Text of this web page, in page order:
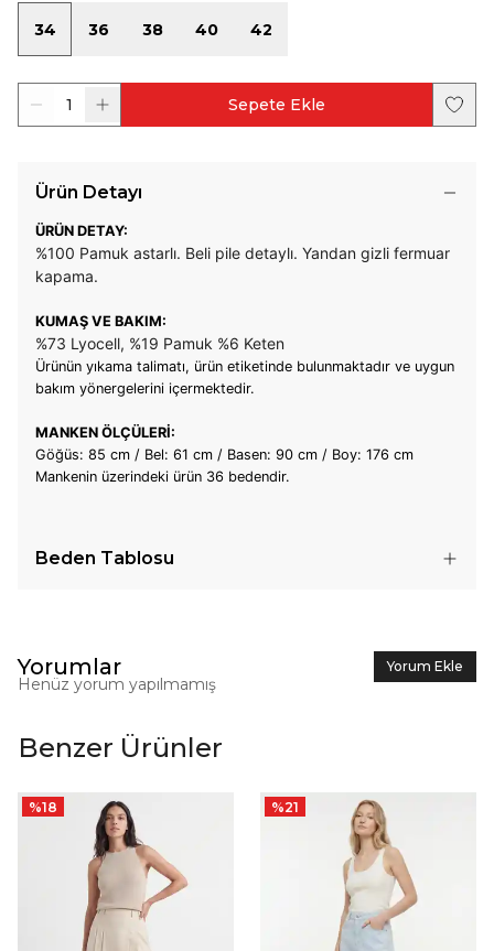
34 36 38 40 42
1 Sepete Ekle
Ürün Detayı
ÜRÜN DETAY:
%100 Pamuk astarlı. Beli pile detaylı. Yandan gizli fermuar
kapama.
KUMAŞ VE BAKIM:
%73 Lyocell, %19 Pamuk %6 Keten
Ürünün yıkama talimatı, ürün etiketinde bulunmaktadır ve uygun
bakım yönergelerini içermektedir.
MANKEN ÖLÇÜLERİ:
Göğüs: 85 cm / Bel: 61 cm / Basen: 90 cm / Boy: 176 cm
Mankenin üzerindeki ürün 36 bedendir.
Beden Tablosu
Yorumlar Yorum Ekle
Henüz yorum yapılmamış
Benzer Ürünler
%18 %21